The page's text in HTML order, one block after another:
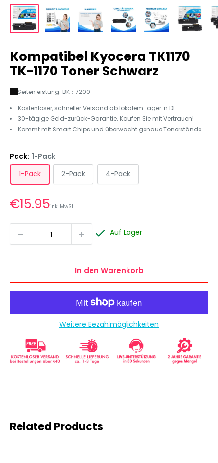
Kompatibel Kyocera TK1170
TK-1170 Toner Schwarz
Seitenleistung: BK：7200
Kostenloser, schneller Versand ab lokalem Lager in DE.
30-tägige Geld-zurück-Garantie. Kaufen Sie mit Vertrauen!
Kommt mit Smart Chips und überwacht genaue Tonerstände.
Pack: 1-Pack
1-Pack
2-Pack 4-Pack
Sonderpreis
€15.95inkl.MwSt.
Auf Lager
In den Warenkorb
Weitere Bezahlmöglichkeiten
Related Products